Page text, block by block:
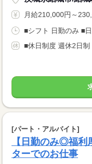
月給210,000円～
■シフト 日勤のみ ■
■休日制度 週休2日
[パート・アルバイト]
【日勤のみ◎福利
ターでのお仕事